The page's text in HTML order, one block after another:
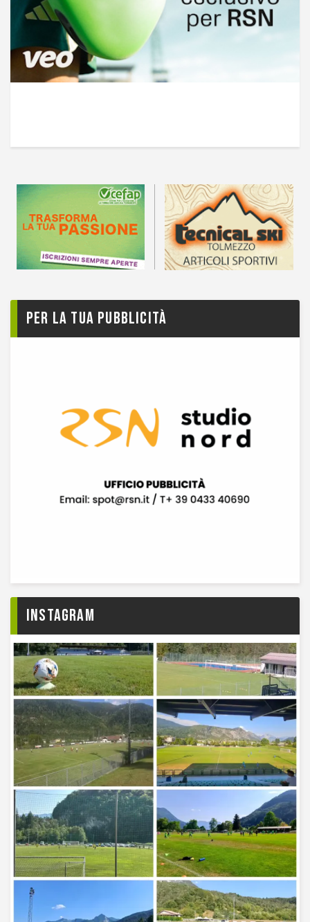
Per la tua pubblicità
Instagram